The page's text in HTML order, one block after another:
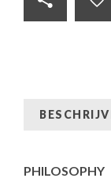
PHILOSOPHY